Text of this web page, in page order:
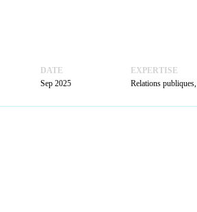
DATE
Sep 2025
EXPERTISE
Relations publiques,